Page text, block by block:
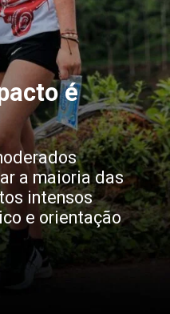
a maioria das
intensos
e orientação
é